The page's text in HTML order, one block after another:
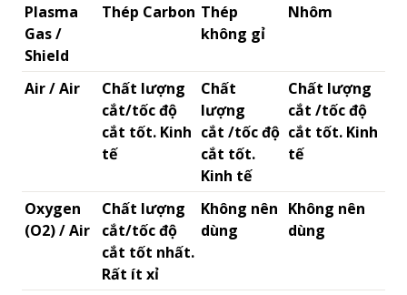
Plasma
Gas /
Shield
Thép Carbon Thép
không gỉ
Nhôm
Air / Air
Chất lượng
cắt/tốc độ
cắt tốt. Kinh
tế
Chất
lượng
cắt /tốc độ
cắt tốt.
Kinh tế
Chất lượng
cắt /tốc độ
cắt tốt. Kinh
tế
Oxygen
(O2) / Air
Chất lượng
cắt/tốc độ
cắt tốt nhất.
Rất ít xỉ
Không nên
dùng
Không nên
dùng